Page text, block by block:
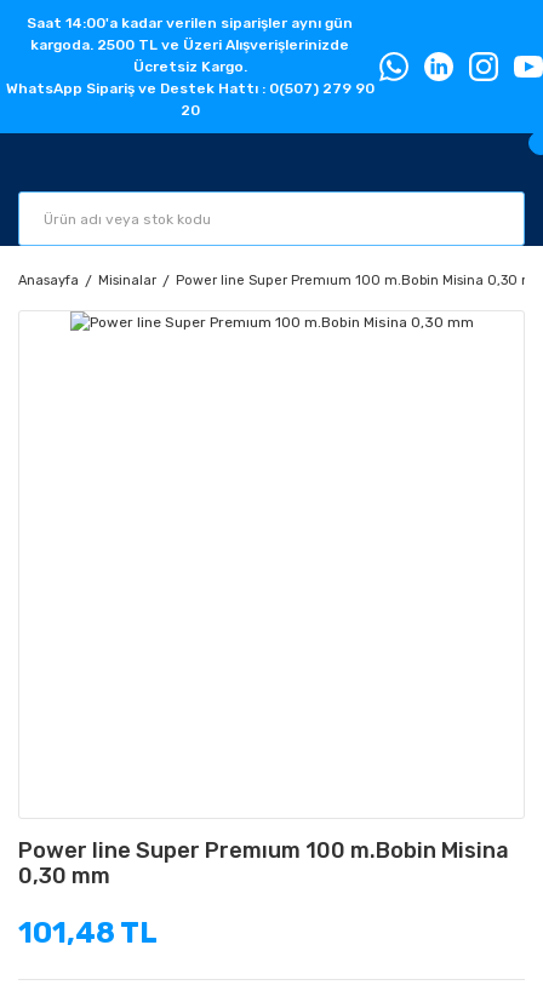
Saat 14:00'a kadar verilen siparişler aynı gün
kargoda. 2500 TL ve Üzeri Alışverişlerinizde
Ücretsiz Kargo.
WhatsApp Sipariş ve Destek Hattı : 0(507) 279 90
20
Anasayfa Misinalar Power line Super Premıum 100 m.Bobin Misina 0,30
Power line Super Premıum 100 m.Bobin Misina
0,30 mm
101,48 TL